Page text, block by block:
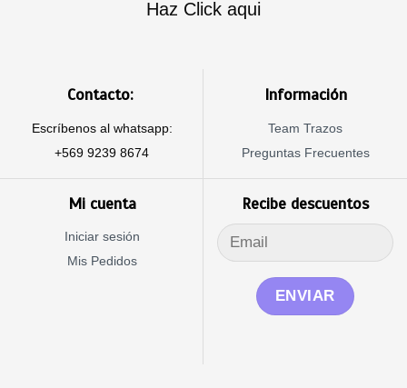
Haz Click aqui
Contacto:
Escríbenos al whatsapp:
+569 9239 8674
Información
Team Trazos
Preguntas Frecuentes
Mi cuenta
Iniciar sesión
Mis Pedidos
Recibe descuentos